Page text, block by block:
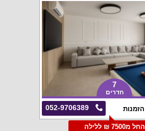
7
חדרים
052-9706389
החל מ7500 ₪ ללילה